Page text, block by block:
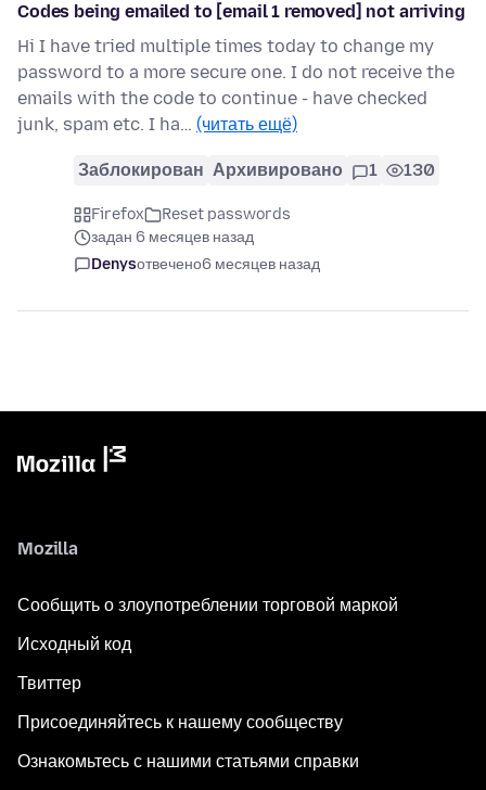
Codes being emailed to [email 1 removed] not arriving
Hi I have tried multiple times today to change my
password to a more secure one. I do not receive the
emails with the code to continue - have checked
junk, spam etc. I ha… (читать ещё)
Заблокирован Архивировано 1 130
Firefox
Reset passwords
задан 6 месяцев назад
Denysотвечено6 месяцев назад
Mozilla
Сообщить о злоупотреблении торговой маркой
Исходный код
Твиттер
Присоединяйтесь к нашему сообществу
Ознакомьтесь с нашими статьями справки